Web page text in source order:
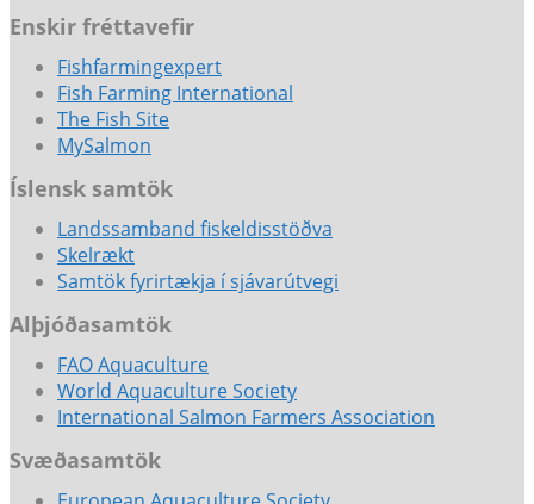
Enskir fréttavefir
Fishfarmingexpert
Fish Farming International
The Fish Site
MySalmon
Íslensk samtök
Landssamband fiskeldisstöðva
Skelrækt
Samtök fyrirtækja í sjávarútvegi
Alþjóðasamtök
FAO Aquaculture
World Aquaculture Society
International Salmon Farmers Association
Svæðasamtök